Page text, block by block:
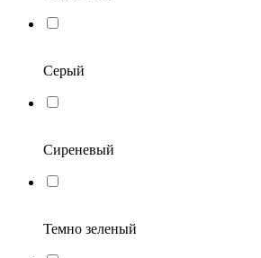
Серый
Сиреневый
Темно зеленый